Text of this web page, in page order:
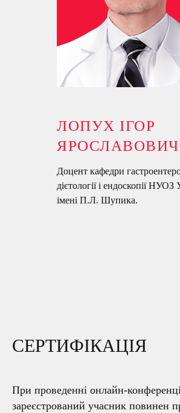
ЛОПУХ ІГОР
ЯРОСЛАВОВИЧ
Доцент кафедри
дієтології і ендоскопії НУОЗ
імені П.Л. Шупика.
СЕРТИФІКАЦІЯ
При проведенні онлайн-
зареєстрований учасник повинен